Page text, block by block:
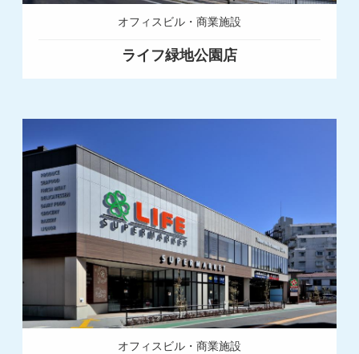
オフィスビル・商業施設
ライフ緑地公園店
オフィスビル・商業施設